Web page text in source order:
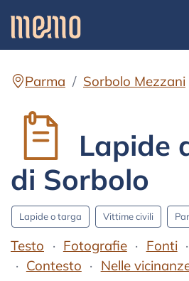
Parma Sorbolo Mezzani
Lapide
di Sorbolo
Lapide o targa Vittime civili
Testo Fotografie Fonti
Contesto
Nelle